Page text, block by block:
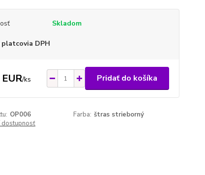
Skladom
platcovia DPH
/ks Pridať do košíka
OP006 Farba: štras strieborný
dostupnosť